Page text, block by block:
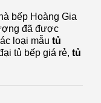
bếp Hoàng Gia
đã được
loại mẫu tủ
tủ bếp giá rẻ, tủ